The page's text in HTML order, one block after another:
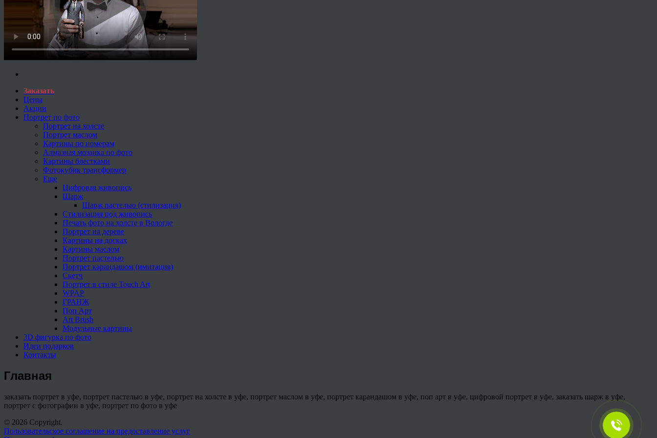
Заказать
Цены
Акции
Портрет по фото
Портрет на холсте
Портрет маслом
Картины по номерам
Алмазная мозаика по фото
Картины блестками
Фотокубик трансформер
Еще
Цифровая живопись
Шарж
Шарж пастелью (стилизация)
Стилизация под живопись
Печать фото на холсте в Вологде
Портрет на дереве
Картины на досках
Картины маслом
Портрет пастелью
Портрет карандашом (имитация)
Скетч
Портрет в стиле Touch Art
WPAP
ГРАНЖ
Поп Арт
Art Brush
Модульные картины
3D фигурка по фото
Идеи подарков
Контакты
Главная
заказать портрет в уфе, портрет пастелью в уфе, портрет на холсте в уфе, портрет маслом в уфе, портрет карандашом в уфе, поп арт в уфе, цифровой портрет в уфе, заказать шарж в уфе,
портрет с фотографии в уфе, портрет по фото в уфе
© 2026 Copyright.
Пользовательское соглашение на предоставление услуг